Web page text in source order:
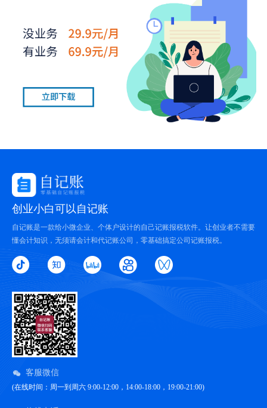
创业小白可以自记账
自记账是一款给小微企业、个体户设计的自己记账报税软件。让创业者不需要
懂会计知识，无须请会计和代记账公司，零基础搞定公司记账报税。
客服微信
(在线时间：周一到周六 9:00-12:00，14:00-18:00，19:00-21:00)